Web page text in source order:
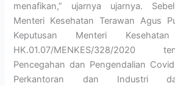
menafikan,” ujarnya ujarnya.
Menteri Kesehatan Terawan Agus
Keputusan Menteri
HK.01.07/MENKES/328/2020
Pencegahan dan Pengendalian
Perkantoran dan Industri